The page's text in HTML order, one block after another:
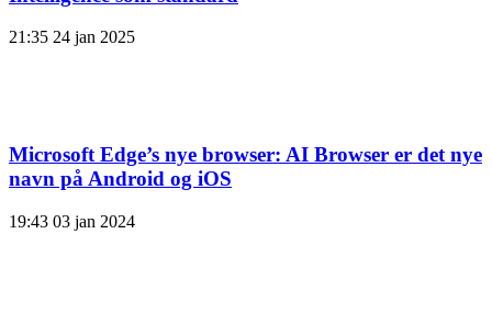
21:35 24 jan 2025
Microsoft Edge’s nye browser: AI Browser er det nye
navn på Android og iOS
19:43 03 jan 2024